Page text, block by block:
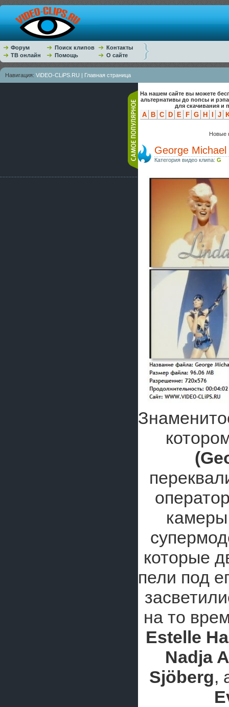
Форум Поиск клипов
Контакты
ТВ онлайн
Помощь О сайте
Навигация: ViDEO-CLiPS.RU | Главная страница
На нашем сайте вы можете
альтернативы до попсы и
для скачивания и
A B C D E F G H J
Новые
George
Категория видео клипа: G
которые
пели под
на то
Estelle
Nadja
Sjöberg,